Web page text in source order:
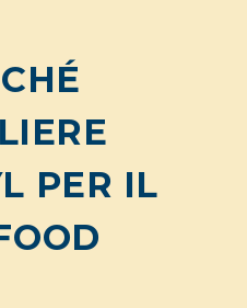
PER IL